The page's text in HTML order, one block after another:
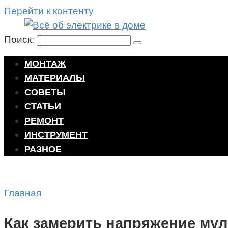
Перейти к контенту
Поиск:
МОНТАЖ
МАТЕРИАЛЫ
СОВЕТЫ
СТАТЬИ
РЕМОНТ
ИНСТРУМЕНТ
РАЗНОЕ
Главная
Как замерить напряжение